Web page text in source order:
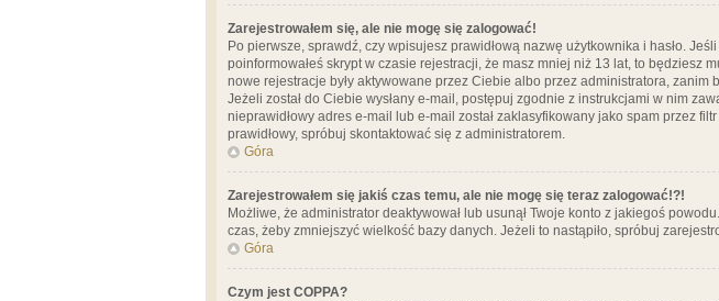
Zarejestrowałem się, ale nie mogę się zalogować!
Po pierwsze, sprawdź, czy wpisujesz prawidłową nazwę użytkownika i hasło.
poinformowałeś skrypt w czasie rejestracji, że masz mniej niż 13 lat, to będziesz
nowe rejestracje były aktywowane przez Ciebie albo przez administratora,
Jeżeli został do Ciebie wysłany e-mail, postępuj zgodnie z instrukcjami w nim
nieprawidłowy adres e-mail lub e-mail został zaklasyfikowany jako spam przez
prawidłowy, spróbuj skontaktować się z administratorem.
Góra
Zarejestrowałem się jakiś czas temu, ale nie mogę się teraz zalogować!?!
Możliwe, że administrator deaktywował lub usunął Twoje konto z jakiegoś
czas, żeby zmniejszyć wielkość bazy danych. Jeżeli to nastąpiło, spróbuj
Góra
Czym jest COPPA?